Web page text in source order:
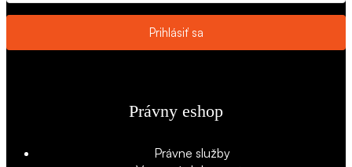
Prihlásiť sa
Právny eshop
Právne služby